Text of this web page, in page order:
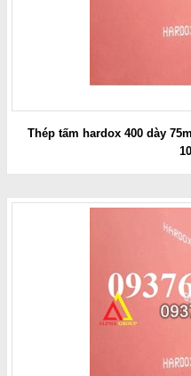
Thép tấm hardox 400 dày